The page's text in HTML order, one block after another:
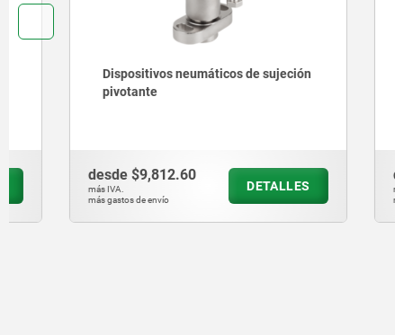
Dispositivos neumáticos de sujeción
$9,812.60
más gastos de envío
DETALLES
mini
más gastos de